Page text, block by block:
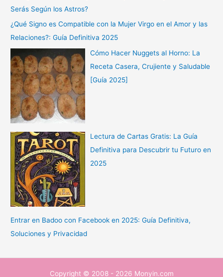
Serás Según los Astros?
¿Qué Signo es Compatible con la Mujer Virgo en el Amor y las
Relaciones?: Guía Definitiva 2025
Cómo Hacer Nuggets al Horno: La
Receta Casera, Crujiente y Saludable
[Guía 2025]
Lectura de Cartas Gratis: La Guía
Definitiva para Descubrir tu Futuro en
2025
Entrar en Badoo con Facebook en 2025: Guía Definitiva,
Soluciones y Privacidad
Copyright © 2008 - 2026 Monyin.com